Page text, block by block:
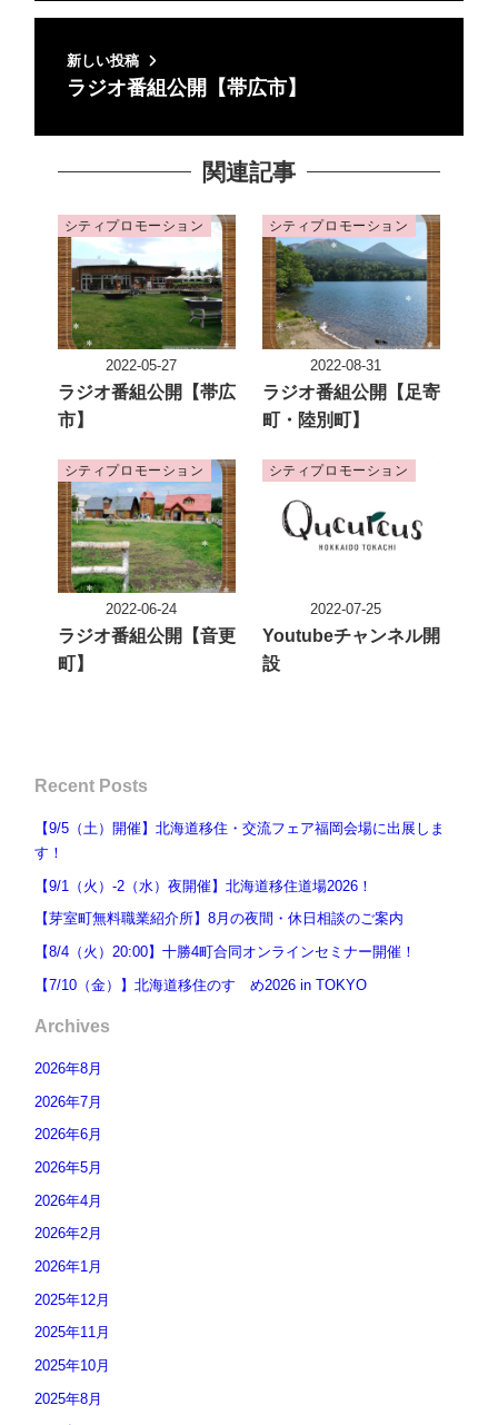
新しい投稿
ラジオ番組公開【帯広市】
関連記事
シティプロモーション
ラジオ番組公開【帯広
市】
投稿日
2022-05-27
シティプロモーション
ラジオ番組公開【足寄
町・陸別町】
投稿日
2022-08-31
シティプロモーション
ラジオ番組公開【音更
町】
投稿日
2022-06-24
シティプロモーション
Youtubeチャンネル開
設
投稿日
2022-07-25
Recent Posts
【9/5（土）開催】北海道移住・交流フェア福岡会場に出展しま
す！
【9/1（火）-2（水）夜開催】北海道移住道場2026！
【芽室町無料職業紹介所】8月の夜間・休日相談のご案内
【8/4（火）20:00】十勝4町合同オンラインセミナー開催！
【7/10（金）】北海道移住のすゝめ2026 in TOKYO
Archives
2026年8月
2026年7月
2026年6月
2026年5月
2026年4月
2026年2月
2026年1月
2025年12月
2025年11月
2025年10月
2025年8月